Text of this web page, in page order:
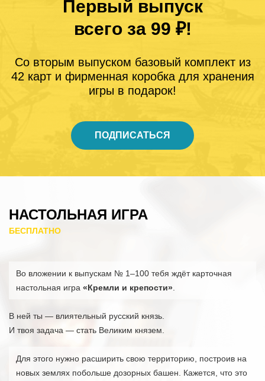
Первый выпуск
всего за 99 ₽!
Со вторым выпуском базовый комплект из
42 карт и фирменная коробка для хранения
игры в подарок!
ПОДПИСАТЬСЯ
НАСТОЛЬНАЯ ИГРА
БЕСПЛАТНО
Во вложении к выпускам № 1–100 тебя ждёт карточная
настольная игра «Кремли и крепости»
В ней ты — влиятельный русский князь.
И твоя задача — стать Великим князем.
Для этого нужно расширить свою территорию, построив на
новых землях побольше дозорных башен. Кажется, что это